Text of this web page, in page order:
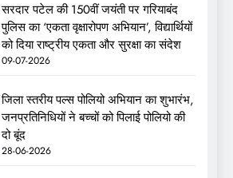
सरदार पटेल की 150वीं जयंती पर गरियाबंद
पुलिस का ‘एकता वृक्षारोपण अभियान’, विद्यार्थियों
को दिया राष्ट्रीय एकता और सुरक्षा का संदेश
09-07-2026
जिला स्तरीय पल्स पोलियो अभियान का शुभारंभ,
जनप्रतिनिधियों ने बच्चों को पिलाई पोलियो की
दो बूंद
28-06-2026